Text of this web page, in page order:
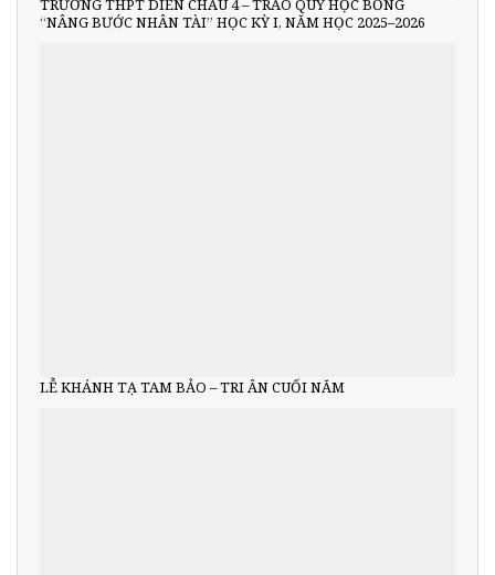
TRƯỜNG THPT DIỄN CHÂU 4 – TRAO QUỸ HỌC BỔNG
“NÂNG BƯỚC NHÂN TÀI” HỌC KỲ I, NĂM HỌC 2025–2026
LỄ KHÁNH TẠ TAM BẢO – TRI ÂN CUỐI NĂM